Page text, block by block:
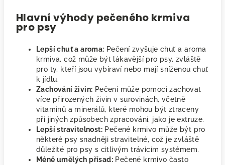
Hlavní výhody pečeného krmiva
pro psy
Lepší chuť a aroma: Pečení zvyšuje chuť a aroma
krmiva, což může být lákavější pro psy, zvláště
pro ty, kteří jsou vybíraví nebo mají sníženou chuť
k jídlu.
Zachování živin: Pečení může pomoci zachovat
více přirozených živin v surovinách, včetně
vitaminů a minerálů, které mohou být ztraceny
při jiných způsobech zpracování, jako je extruze.
Lepší stravitelnost: Pečené krmivo může být pro
některé psy snadněji stravitelné, což je zvláště
důležité pro psy s citlivým trávicím systémem.
Méně umělých přísad: Pečené krmivo často